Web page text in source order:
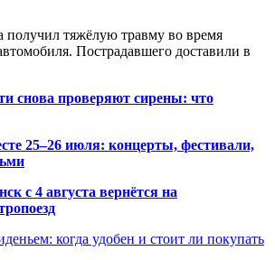
тяжёлую травму во время
Пострадавшего доставили в
снова проверяют сирены: что
25–26 июля: концерты, фестивали,
с 4 августа вернётся на
когда удобен и стоит ли покупать